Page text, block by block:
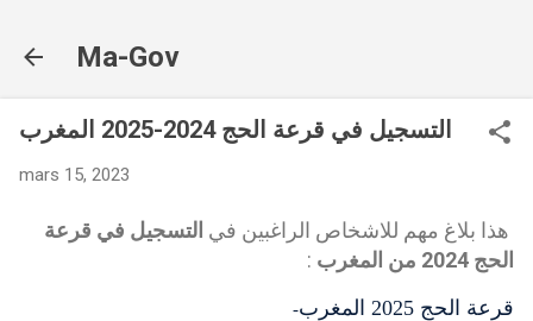
Ma-Gov
التسجيل في قرعة الحج 2024-2025 المغرب
mars 15, 2023
هذا بلاغ مهم للاشخاص الراغبين في التسجيل في قرعة
الحج 2024 من المغرب
:
قرعة الحج 2025 المغرب -